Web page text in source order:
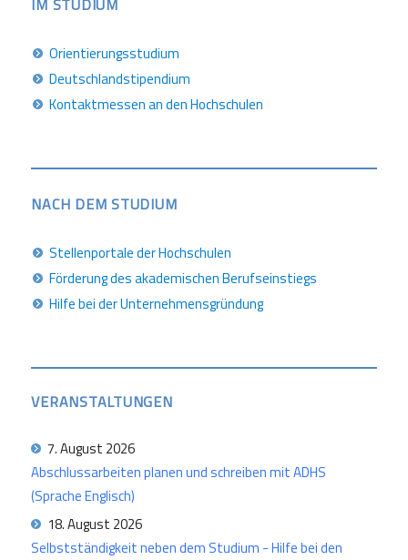
IM STUDIUM
Orientierungsstudium
Deutschlandstipendium
Kontaktmessen an den Hochschulen
NACH DEM STUDIUM
Stellenportale der Hochschulen
Förderung des akademischen Berufseinstiegs
Hilfe bei der Unternehmensgründung
VERANSTALTUNGEN
7. August 2026
Abschlussarbeiten planen und schreiben mit ADHS
(Sprache Englisch)
18. August 2026
Selbstständigkeit neben dem Studium - Hilfe bei den